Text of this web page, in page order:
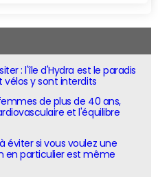
: l'île d'Hydra est le paradis
vélos y sont interdits
de plus de 40 ans,
et l'équilibre
éviter si vous voulez une
en particulier est même